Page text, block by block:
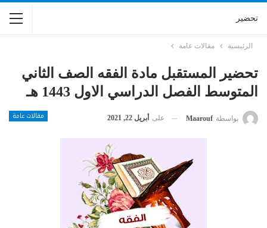
تحضير
الرئيسية مقالات عامة
تحضير المستقبل مادة الفقه الصف الثاني
المتوسط الفصل الدراسي الاول 1443 هـ
مقالات عامة بواسطة Maarouf على أبريل 22, 2021